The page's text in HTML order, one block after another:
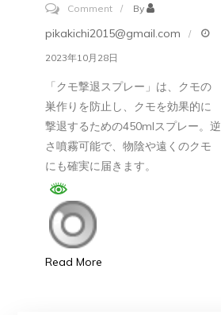
Commenton
ク
モ
退
レ
By
pikakichi2015@gmail.com
2023年10月28日
「クモ撃退スプレー」は、クモの
巣作りを防止し、クモを効果的に
撃退するための450mlスプレー。逆
さ噴霧可能で、物陰や遠くのクモ
にも確実に届きます。
Read More